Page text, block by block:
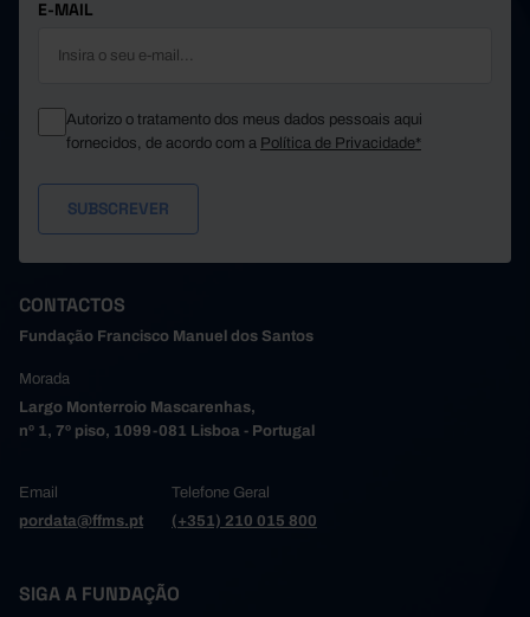
E-MAIL
Autorizo o tratamento dos meus dados pessoais aqui
fornecidos, de acordo com a Política de Privacidade*
CONTACTOS
Fundação Francisco Manuel dos Santos
Morada
Largo Monterroio Mascarenhas,
nº 1, 7º piso, 1099-081 Lisboa - Portugal
Email
pordata@ffms.pt
Telefone Geral
(+351) 210 015 800
SIGA A FUNDAÇÃO